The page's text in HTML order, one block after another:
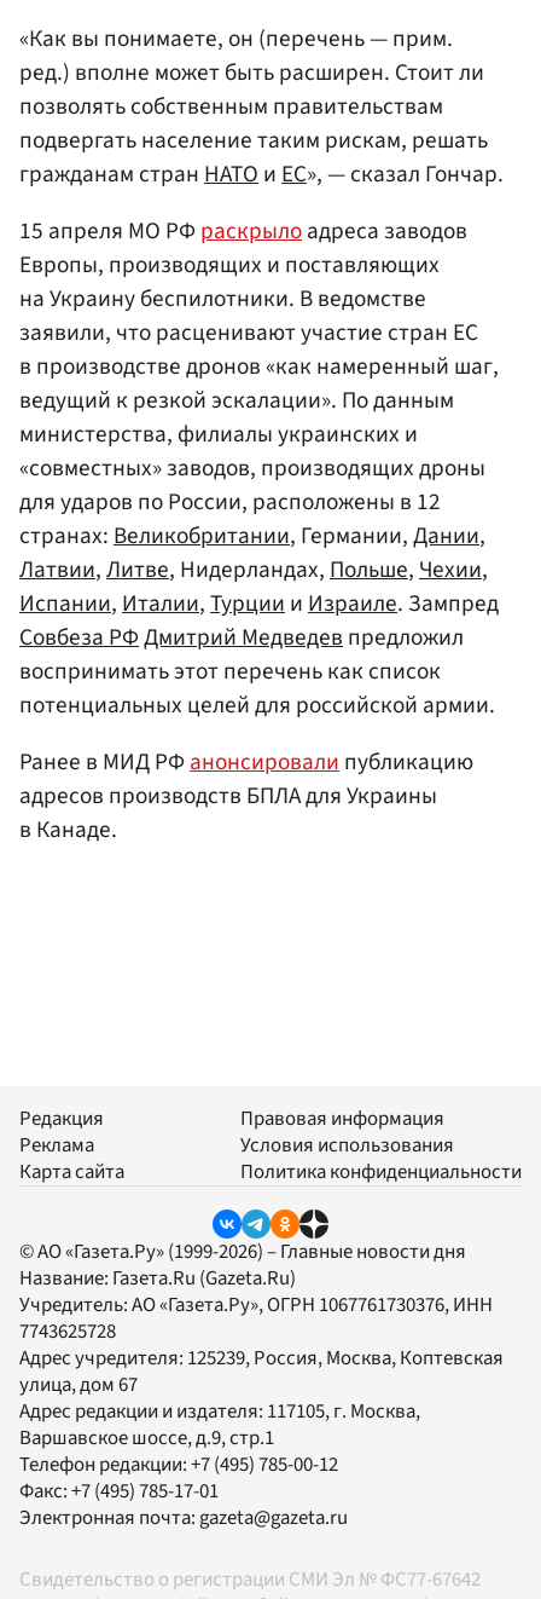
«Как вы понимаете, он (перечень — прим.
ред.) вполне может быть расширен. Стоит ли
позволять собственным правительствам
подвергать население таким рискам, решать
гражданам стран НАТО и ЕС», — сказал Гончар.
15 апреля МО РФраскрылоадреса заводов
Европы, производящих и поставляющих
на Украину беспилотники. В ведомстве
заявили, что расценивают участие стран ЕС
в производстве дронов «как намеренный шаг,
ведущий к резкой эскалации». По данным
министерства, филиалы украинских и
«совместных» заводов, производящих дроны
для ударов по России, расположены в 12
странах:Великобритании, Германии,Дании,
Латвии,Литве, Нидерландах,Польше,Чехии,
Испании,Италии,ТурциииИзраиле. Зампред
Совбеза РФДмитрий Медведевпредложил
воспринимать этот перечень как список
потенциальных целей для российской армии.
Ранее в МИД РФанонсировалипубликацию
адресов производств БПЛА для Украины
в Канаде.
Редакция
Реклама
Карта сайта
Правовая информация
Условия использования
Политика конфиденциальности
© АО «Газета.Ру» (1999-2026) – Главные новости дня
Название: Газета.Ru (Gazeta.Ru)
Учредитель:АО «Газета.Ру», ОГРН 1067761730376, ИНН
7743625728
Адрес учредителя: 125239, Россия, Москва, Коптевская
улица, дом 67
Адрес редакции и издателя: 117105, г. Москва,
Варшавское шоссе, д.9, стр.1
Телефон редакции:+7 (495) 785-00-12
Факс:+7 (495) 785-17-01
Электронная почта:gazeta@gazeta.ru
Свидетельство о регистрации СМИ Эл № ФС77-67642